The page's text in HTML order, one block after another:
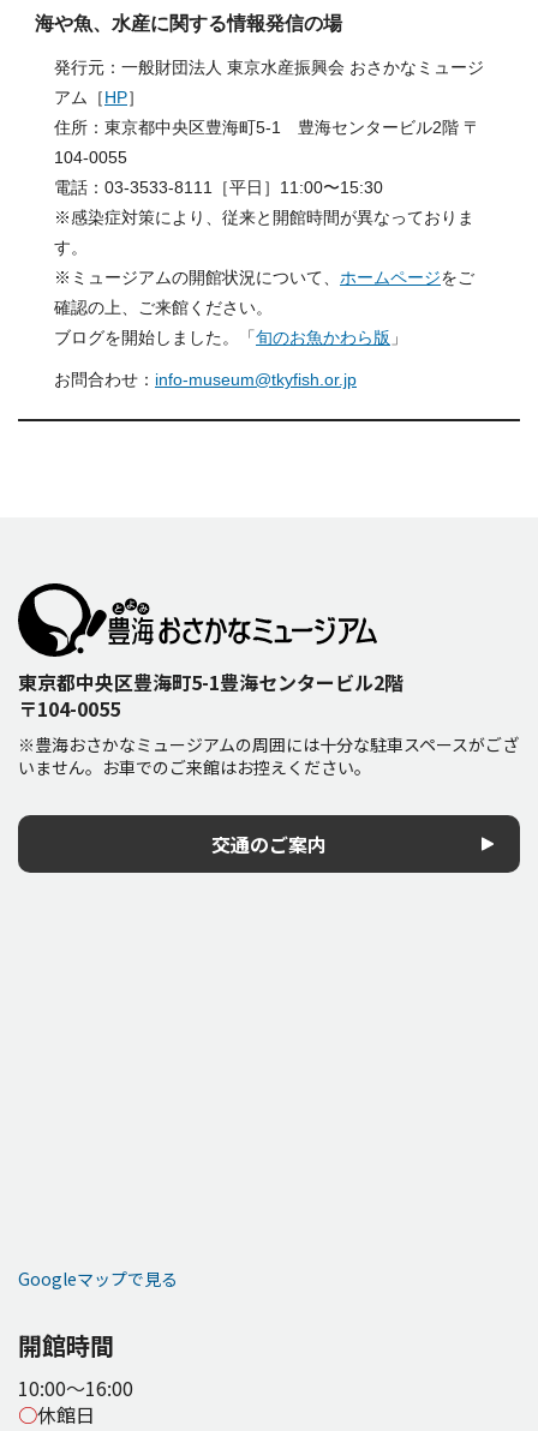
海や魚、水産に関する情報発信の場
発行元：一般財団法人 東京水産振興会 おさかなミュージ
アム［HP］
住所：東京都中央区豊海町5-1 豊海センタービル2階 〒
104-0055
電話：03-3533-8111［平日］11:00〜15:30
※感染症対策により、従来と開館時間が異なっておりま
す。
※ミュージアムの開館状況について、 ホームページをご
確認の上、ご来館ください。
ブログを開始しました。「旬のお魚かわら版 」
お問合わせ： info-museum@tkyfish.or.jp
東京都中央区豊海町5-1豊海センタービル2階
〒104-0055
※豊海おさかなミュージアムの周囲には十分な駐車スペースがござ
いません。お車でのご来館はお控えください。
交通のご案内
Googleマップで見る
開館時間
10:00～16:00
○休館日